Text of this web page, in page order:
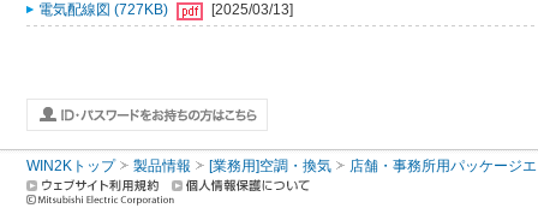
電気配線図 (727KB)
[2025/03/13]
WIN2Kトップ 製品情報 [業務用]空調・換気 店舗・事務所用パッケージ